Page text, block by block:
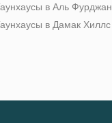
в Аль Фурджан
в Дамак Хиллс